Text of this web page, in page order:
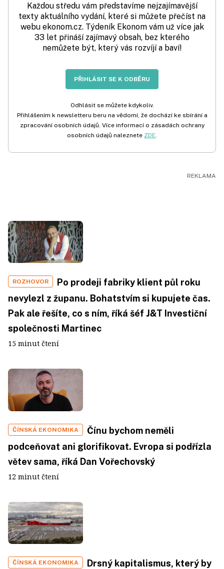
Každou středu vám představíme nejzajímavější
texty aktuálního vydání, které si můžete přečíst na
webu ekonom.cz. Týdeník Ekonom vám už více jak
33 let přináší zajímavý obsah, bez kterého
nemůžete být, který vás rozvíjí a baví!
PŘIHLÁSIT SE K ODBĚRU
Odhlásit se můžete kdykoliv.
Přihlášením k newsletteru beru na vědomí, že dochází ke sbírání a
zpracování osobních údajů. Více informací o zásadách ochrany
osobních údajů naleznete ZDE.
ROZHOVOR
Po prodeji fabriky klient půl roku
nevylezl z županu. Bohatstvím si kupujete čas.
Pak ale řešíte, co s ním, říká šéf J&T Investiční
společnosti Martinec
15 minut čtení
ČÍNSKÁ EKONOMIKA
Čínu bychom neměli
podceňovat ani glorifikovat. Evropa si podřízla
větev sama, říká Dan Vořechovský
12 minut čtení
ČÍNSKÁ EKONOMIKA
Drsný kapitalismus, který by